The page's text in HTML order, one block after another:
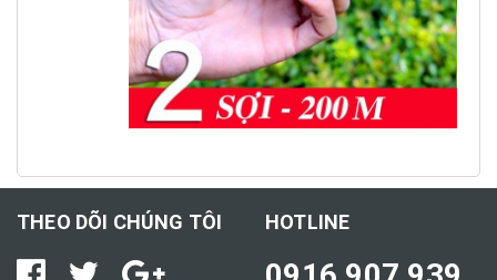
THEO DÕI CHÚNG TÔI HOTLINE